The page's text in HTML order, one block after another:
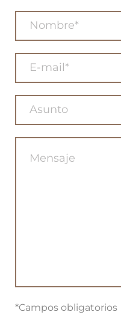
*Campos obligatorios